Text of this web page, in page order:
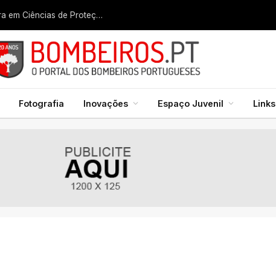
Liga dos Bombeiros quer fazer nascer licenciatura em Ciências de Proteção Civil e Bombeiros
Fotografia Inovações Espaço Juvenil